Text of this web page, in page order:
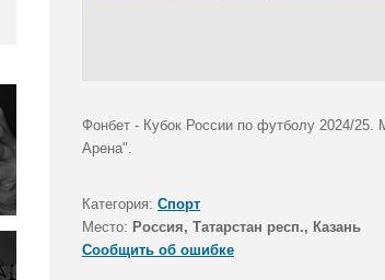
Фонбет - Кубок России по футболу 2024/25.
Арена".
Категория: Спорт
Место: Россия, Татарстан респ., Казань
Сообщить об ошибке